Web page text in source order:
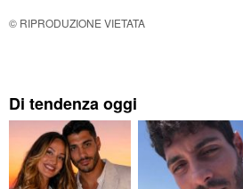
© RIPRODUZIONE VIETATA
Di tendenza oggi